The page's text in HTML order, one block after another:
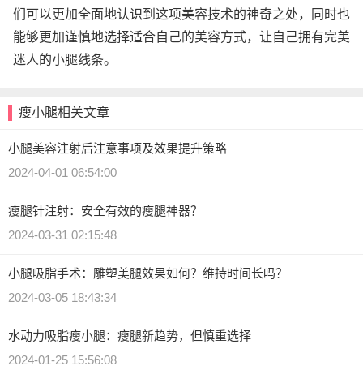
们可以更加全面地认识到这项美容技术的神奇之处，同时也
能够更加谨慎地选择适合自己的美容方式，让自己拥有完美
迷人的小腿线条。
瘦小腿相关文章
小腿美容注射后注意事项及效果提升策略
2024-04-01 06:54:00
瘦腿针注射：安全有效的瘦腿神器？
2024-03-31 02:15:48
小腿吸脂手术：雕塑美腿效果如何？维持时间长吗？
2024-03-05 18:43:34
水动力吸脂瘦小腿：瘦腿新趋势，但慎重选择
2024-01-25 15:56:08